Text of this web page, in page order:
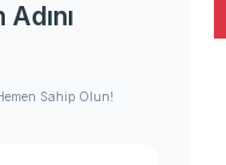
Sahip Olun!